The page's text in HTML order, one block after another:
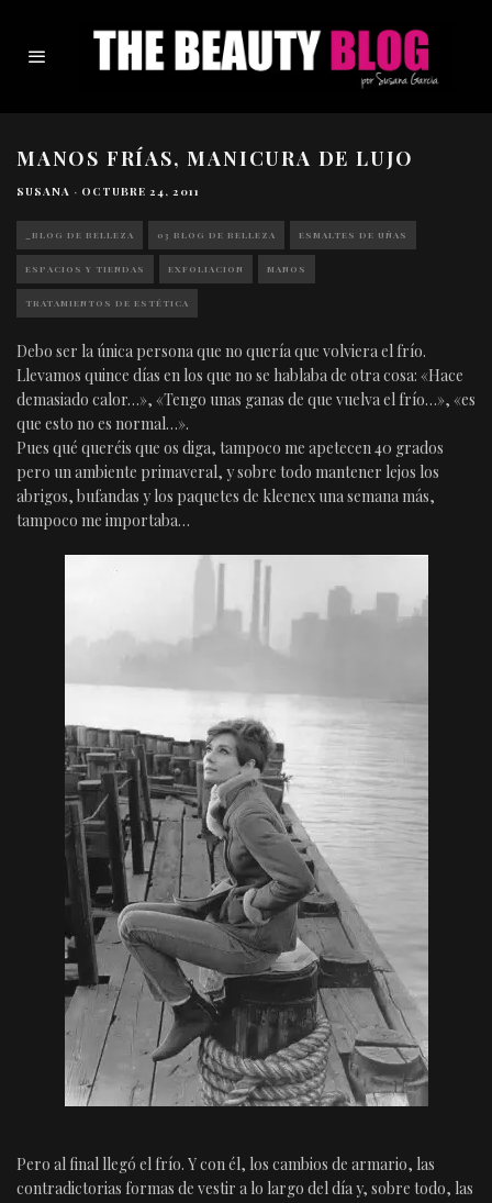
MANOS FRÍAS, MANICURA DE LUJO
SUSANA · OCTUBRE 24, 2011
_BLOG DE BELLEZA 03 BLOG DE BELLEZA ESMALTES DE UÑAS
ESPACIOS Y TIENDAS EXFOLIACION MANOS
TRATAMIENTOS DE ESTÉTICA
Debo ser la única persona que no quería que volviera el frío.
Llevamos quince días en los que no se hablaba de otra cosa: «Hace
demasiado calor…», «Tengo unas ganas de que vuelva el frío…», «es
que esto no es normal…».
Pues qué queréis que os diga, tampoco me apetecen 40 grados
pero un ambiente primaveral, y sobre todo mantener lejos los
abrigos, bufandas y los paquetes de kleenex una semana más,
tampoco me importaba…
Pero al final llegó el frío. Y con él, los cambios de armario, las
contradictorias formas de vestir a lo largo del día y, sobre todo, las